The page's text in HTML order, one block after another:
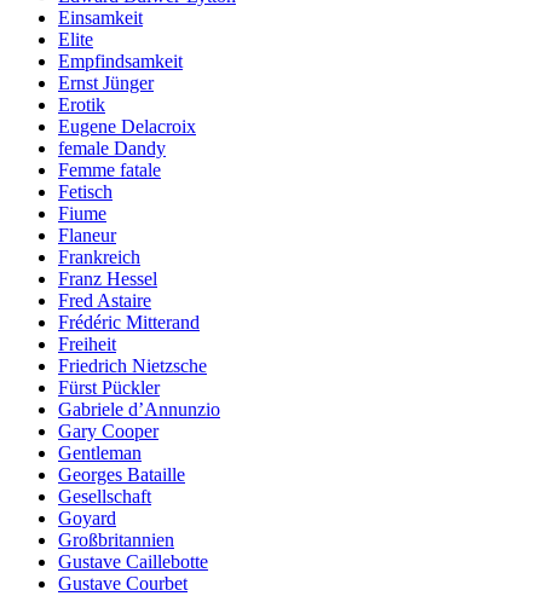
Einsamkeit
Elite
Empfindsamkeit
Ernst Jünger
Erotik
Eugene Delacroix
female Dandy
Femme fatale
Fetisch
Fiume
Flaneur
Frankreich
Franz Hessel
Fred Astaire
Frédéric Mitterand
Freiheit
Friedrich Nietzsche
Fürst Pückler
Gabriele d’Annunzio
Gary Cooper
Gentleman
Georges Bataille
Gesellschaft
Goyard
Großbritannien
Gustave Caillebotte
Gustave Courbet